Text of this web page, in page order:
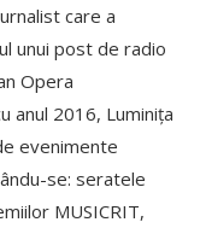
care a
unui post de radio
Opera
anul 2016, Luminița
evenimente
se: seratele
MUSICRIT,